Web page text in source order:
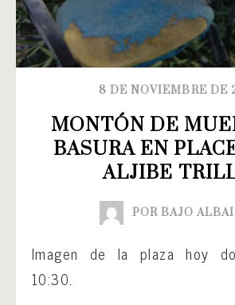
8 DE NOVIEMBRE DE
MONTÓN DE
BASURA EN
ALJIBE
POR BAJO
Imagen de la plaza hoy
10:30.